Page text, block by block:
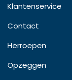
Klantenservice
Contact
Herroepen
Opzeggen